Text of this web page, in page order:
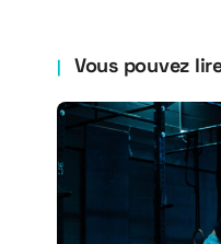
Vous pouvez